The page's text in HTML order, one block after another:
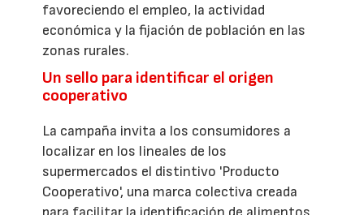
favoreciendo el empleo, la actividad
económica y la fijación de población en las
zonas rurales.
Un sello para identificar el origen
cooperativo
La campaña invita a los consumidores a
localizar en los lineales de los
supermercados el distintivo 'Producto
Cooperativo', una marca colectiva creada